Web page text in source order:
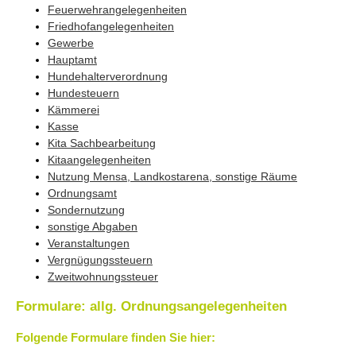
Feuerwehrangelegenheiten
Friedhofangelegenheiten
Gewerbe
Hauptamt
Hundehalterverordnung
Hundesteuern
Kämmerei
Kasse
Kita Sachbearbeitung
Kitaangelegenheiten
Nutzung Mensa, Landkostarena, sonstige Räume
Ordnungsamt
Sondernutzung
sonstige Abgaben
Veranstaltungen
Vergnügungssteuern
Zweitwohnungssteuer
Formulare: allg. Ordnungsangelegenheiten
Folgende Formulare finden Sie hier: